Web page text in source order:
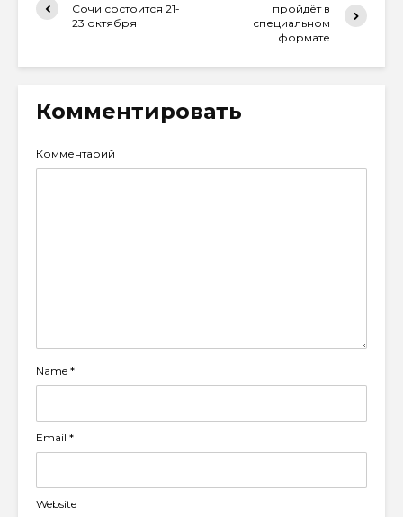
Сочи состоится 21-
23 октября
пройдёт в
специальном
формате
Комментировать
Комментарий
Name *
Email *
Website